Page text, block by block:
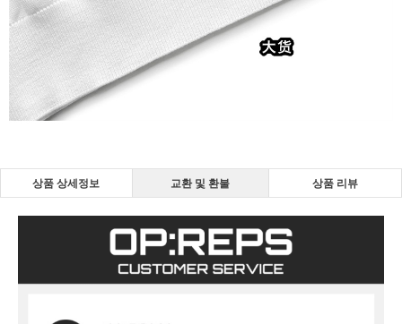
상품 상세정보 교환 및 환불 상품 리뷰